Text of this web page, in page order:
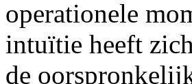
operationele
intuïtie heeft
de